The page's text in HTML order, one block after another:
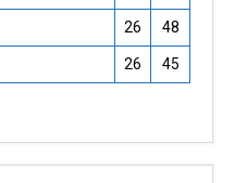
26 48
26 45